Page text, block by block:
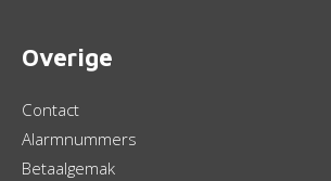
Overige
Contact
Alarmnummers
Betaalgemak